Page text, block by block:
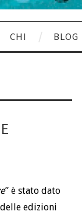
CHI BLOG
” è stato dato
edizioni